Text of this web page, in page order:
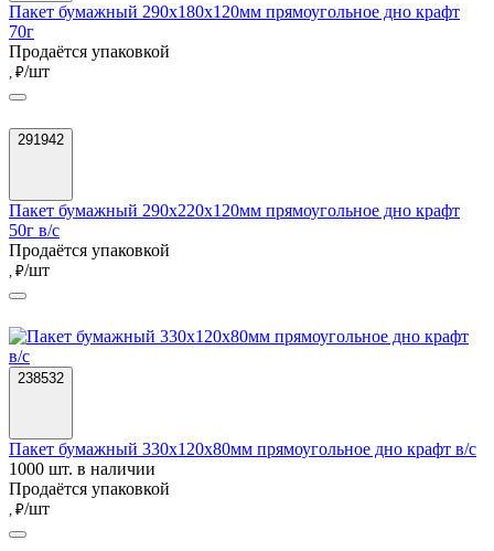
Пакет бумажный 290х180х120мм прямоугольное дно крафт
70г
Продаётся упаковкой
, ₽/шт
291942
Пакет бумажный 290х220х120мм прямоугольное дно крафт
50г в/с
Продаётся упаковкой
, ₽/шт
238532
Пакет бумажный 330х120х80мм прямоугольное дно крафт в/с
1000 шт. в наличии
Продаётся упаковкой
, ₽/шт